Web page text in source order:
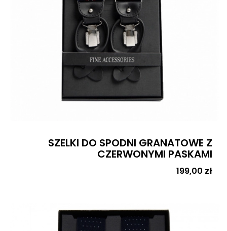
SZELKI DO SPODNI GRANATOWE Z
CZERWONYMI PASKAMI
Cena
199,00 zł